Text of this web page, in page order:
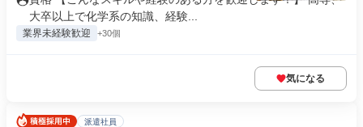
大卒以上で化学系の知識、経験...
業界未経験歓迎 +30個
気になる
派遣社員